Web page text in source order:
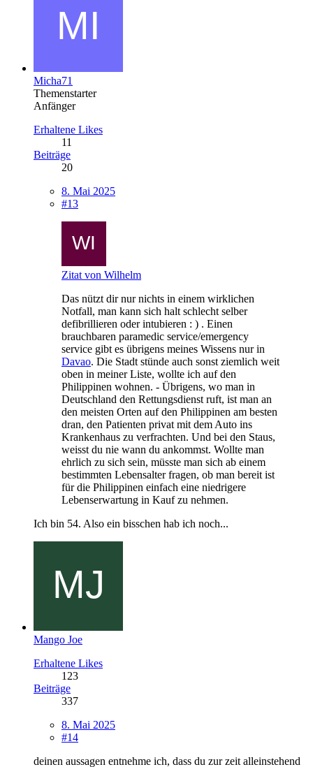
Micha71
Themenstarter
Anfänger
Erhaltene Likes
11
Beiträge
20
8. Mai 2025
#13
Zitat von Wilhelm
Das nützt dir nur nichts in einem wirklichen
Notfall, man kann sich halt schlecht selber
defibrillieren oder intubieren : ) . Einen
brauchbaren paramedic service/emergency
service gibt es übrigens meines Wissens nur in
Davao. Die Stadt stünde auch sonst ziemlich weit
oben in meiner Liste, wollte ich auf den
Philippinen wohnen. - Übrigens, wo man in
Deutschland den Rettungsdienst ruft, ist man an
den meisten Orten auf den Philippinen am besten
dran, den Patienten privat mit dem Auto ins
Krankenhaus zu verfrachten. Und bei den Staus,
weisst du nie wann du ankommst. Wollte man
ehrlich zu sich sein, müsste man sich ab einem
bestimmten Lebensalter fragen, ob man bereit ist
für die Philippinen einfach eine niedrigere
Lebenserwartung in Kauf zu nehmen.
Ich bin 54. Also ein bisschen hab ich noch...
Mango Joe
Erhaltene Likes
123
Beiträge
337
8. Mai 2025
#14
deinen aussagen entnehme ich, dass du zur zeit alleinstehend